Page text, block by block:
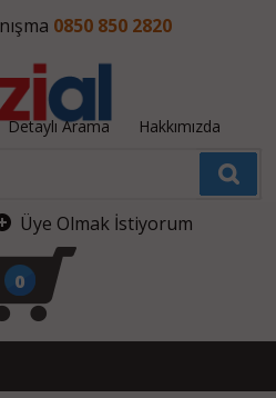
0850 850 2820
Detaylı Arama Hakkımızda
Üye Olmak İstiyorum
0